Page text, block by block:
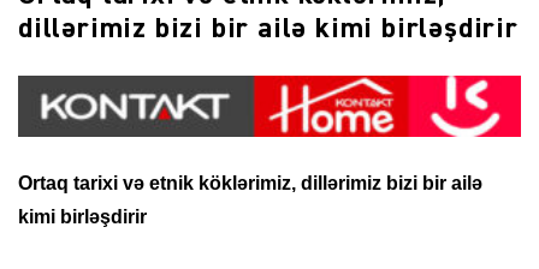
dillərimiz bizi bir ailə kimi birləşdirir
Ortaq tarixi və etnik köklərimiz, dillərimiz bizi bir ailə
kimi birləşdirir